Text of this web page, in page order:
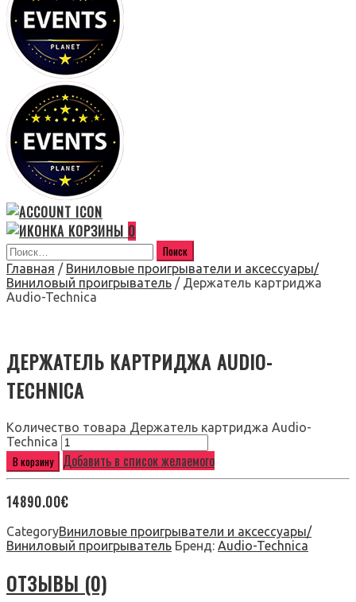
0
Главная / Виниловые проигрыватели и аксессуары/
Виниловый проигрыватель / Держатель картриджа
Audio-Technica
ДЕРЖАТЕЛЬ КАРТРИДЖА AUDIO-
TECHNICA
Количество товара Держатель картриджа Audio-
Technica
В корзину Добавить в список желаемого
14890.00€
CategoryВиниловые проигрыватели и аксессуары/
Виниловый проигрыватель Бренд: Audio-Technica
ОТЗЫВЫ (0)